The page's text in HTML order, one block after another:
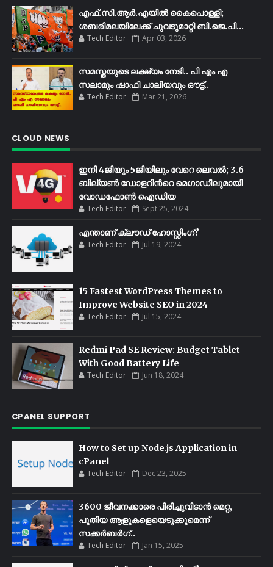
എഫ്​.സി.ആർ.എയിൽ കൈപൊള്ളി;
ശബരിമലയിലേക്ക്​ ചുവടുമാറ്റി ബി.ജെ.പി...
Tech Editor Apr 03, 2026
സമസ്തയുടെ ലക്ഷ്യം നേടി.. പി എം എ
സലാമും ഷാഫി ചാലിയവും ഔട്ട്..
Tech Editor Mar 21, 2026
CLOUD NEWS
ഇനി 4ജിയും 5ജിയിലും വേറെ ലെവൽ; 3.6
ബില്യണ്‍ ഡോളറിന്‍റെ മെഗാഡീലുമായി
വോഡഫോണ്‍ ഐഡിയ
Tech Editor Sept 25, 2024
എന്താണ് ക്ലൗഡ് ഹോസ്റ്റിംഗ്?
Tech Editor Jul 19, 2024
15 Fastest WordPress Themes to
Improve Website SEO in 2024
Tech Editor Jul 15, 2024
Redmi Pad SE Review: Budget Tablet
With Good Battery Life
Tech Editor Jun 18, 2024
CPANEL SUPPORT
How to Set up Node.js Application in
cPanel
Tech Editor Dec 23, 2025
3600 ജീവനക്കാരെ പിരിച്ചുവിടാൻ മെറ്റ,
പുതിയ ആളുകളെയെടുക്കുമെന്ന്
സക്കർബർഗ്..
Tech Editor Jan 15, 2025